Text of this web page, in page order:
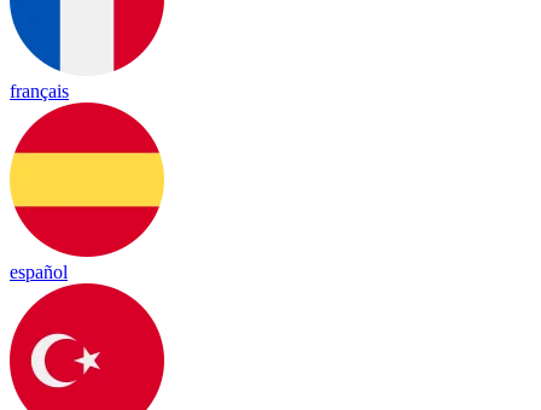
français
español